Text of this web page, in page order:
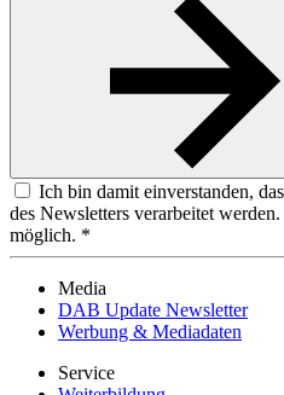
Ich bin damit einverstanden,
des Newsletters verarbeitet
möglich. *
Media
DAB Update Newsletter
Werbung & Mediadaten
Service